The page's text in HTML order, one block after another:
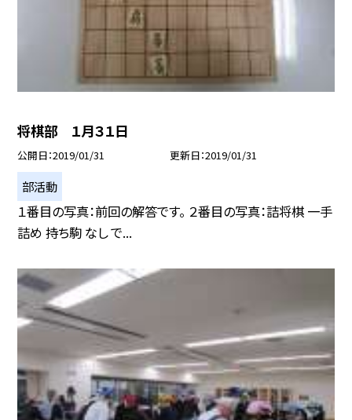
将棋部 １月３１日
公開日 2019/01/31 更新日 2019/01/31
部活動
１番目の写真：前回の解答です。 ２番目の写真：詰将棋 一手
詰め 持ち駒 なし で...